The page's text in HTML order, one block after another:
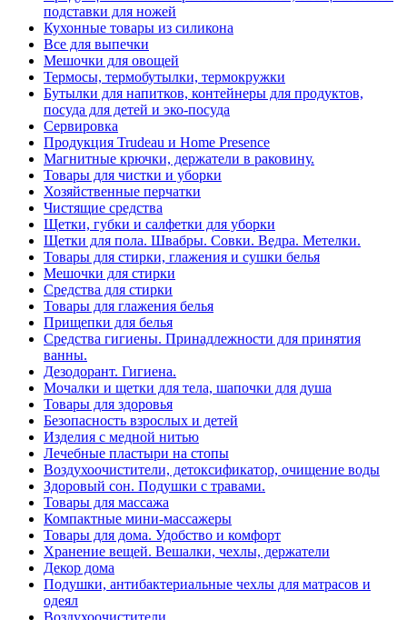
подставки для ножей
Кухонные товары из силикона
Все для выпечки
Мешочки для овощей
Термосы, термобутылки, термокружки
Бутылки для напитков, контейнеры для продуктов,
посуда для детей и эко-посуда
Сервировка
Продукция Trudeau и Home Presence
Магнитные крючки, держатели в раковину.
Товары для чистки и уборки
Хозяйственные перчатки
Чистящие средства
Щетки, губки и салфетки для уборки
Щетки для пола. Швабры. Совки. Ведра. Метелки.
Товары для стирки, глажения и сушки белья
Мешочки для стирки
Средства для стирки
Товары для глажения белья
Прищепки для белья
Средства гигиены. Принадлежности для принятия
ванны.
Дезодорант. Гигиена.
Мочалки и щетки для тела, шапочки для душа
Товары для здоровья
Безопасность взрослых и детей
Изделия с медной нитью
Лечебные пластыри на стопы
Воздухоочистители, детоксификатор, очищение воды
Здоровый сон. Подушки с травами.
Товары для массажа
Компактные мини-массажеры
Товары для дома. Удобство и комфорт
Хранение вещей. Вешалки, чехлы, держатели
Декор дома
Подушки, антибактериальные чехлы для матрасов и
одеял
Воздухоочистители